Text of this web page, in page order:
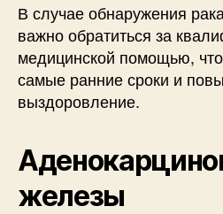
В случае обнаружения
важно обратиться за
медицинской помощью,
самые ранние сроки и
выздоровление.
железы